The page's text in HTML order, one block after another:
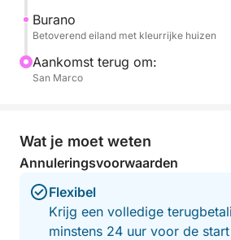
straatjes slenteren en de
ansichtkaart lijkt te komen. U
met emoties, beelden en
nog specialer zullen maken.
Het programma omvat een
glasfabriek en een bezoek aan de
Burano
Betoverend eiland met kleurrijke huizen
Aankomst terug om:
San Marco
Wat je moet weten
Annuleringsvoorwaarden
Flexibel
Krijg een volledige
minstens 24 uur voor de